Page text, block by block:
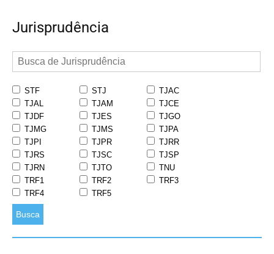
Jurisprudência
STF STJ
TJAC
TJAL
TJAM
TJCE
TJDF
TJES
TJGO
TJMG
TJMS
TJPA
TJPI
TJPR
TJRR
TJRS
TJSC
TJSP
TJRN
TJTO
TNU
TRF1
TRF2
TRF3
TRF4
TRF5
Busca